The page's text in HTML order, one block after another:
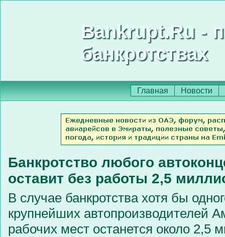
Bankrupt.Ru -
банкротствах
Главная Новости
Банкротство любого
оставит без работы 2,5
В случае банкротства хотя бы
крупнейших автопроизводителей
рабочих мест останется около 2,5